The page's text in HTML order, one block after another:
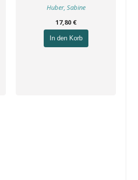
Huber, Sabine
17,80 €
In den Korb